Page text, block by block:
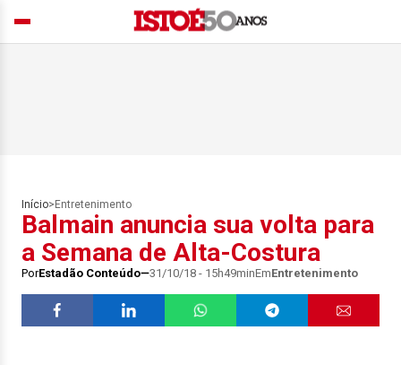
Início> Entretenimento
Balmain anuncia sua volta para
a Semana de Alta-Costura
PorEstadão Conteúdo 31/10/18 - 15h49minEmEntretenimento